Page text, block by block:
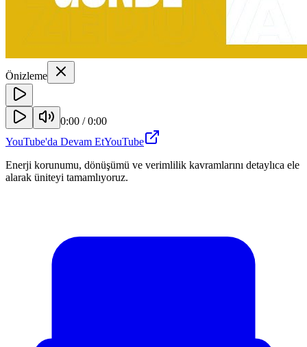
Önizleme
0:00 /0:00
YouTube'da Devam EtYouTube
Enerji korunumu, dönüşümü ve verimlilik kavramlarını detaylıca ele
alarak üniteyi tamamlıyoruz.